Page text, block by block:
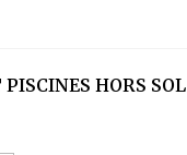
PISCINES HORS SOL